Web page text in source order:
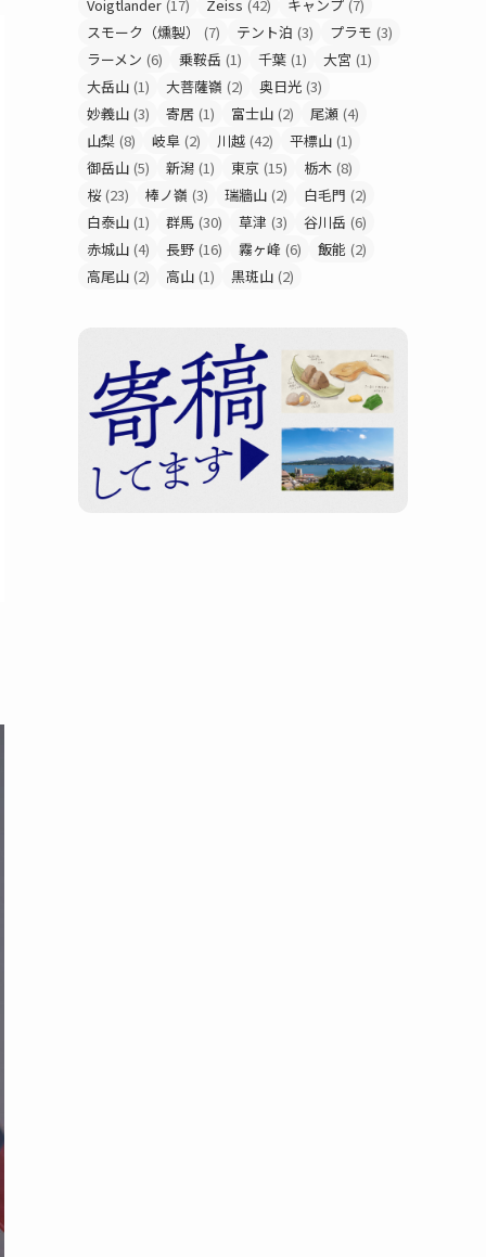
Voigtlander (17) Zeiss (42) キャンプ (7)
スモーク（燻製）
(7) テント泊 (3) プラモ (3)
ラーメン (6) 乗鞍岳 (1) 千葉 (1) 大宮 (1)
大岳山 (1) 大菩薩嶺 (2) 奥日光 (3)
妙義山 (3) 寄居 (1) 富士山 (2) 尾瀬 (4)
山梨 (8) 岐阜 (2) 川越 (42) 平標山 (1)
御岳山 (5) 新潟 (1) 東京 (15) 栃木 (8)
桜 (23) 棒ノ嶺 (3) 瑞牆山 (2) 白毛門 (2)
白泰山 (1) 群馬 (30) 草津 (3) 谷川岳 (6)
赤城山 (4) 長野 (16) 霧ヶ峰 (6) 飯能 (2)
高尾山 (2) 高山 (1) 黒斑山 (2)